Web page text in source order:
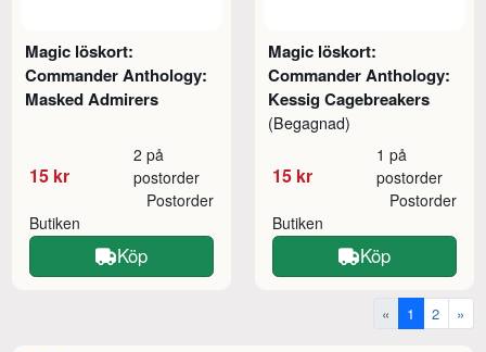
Magic löskort:
Commander Anthology:
Masked Admirers
15 kr
2 på
postorder
Butiken
Postorder
Köp
Magic löskort:
Commander Anthology:
Kessig Cagebreakers
(Begagnad)
15 kr
1 på
postorder
Butiken
Postorder
Köp
« 1 2 »